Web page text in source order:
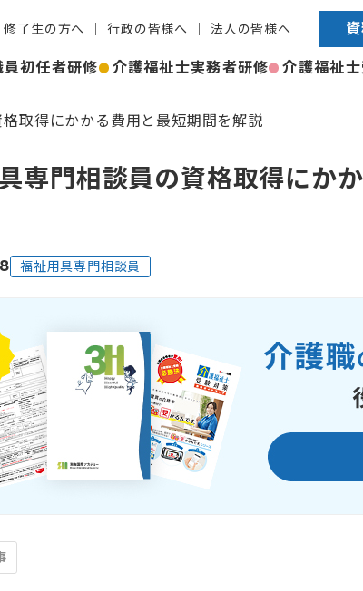
了生の方へ 行政の皆様へ 法人の皆様へ
員初任者研修 介護福祉士実務者研修 介護福祉
取得にかかる費用と最短期間を解説
専門相談員の資格取得にか
福祉用具専門相談員